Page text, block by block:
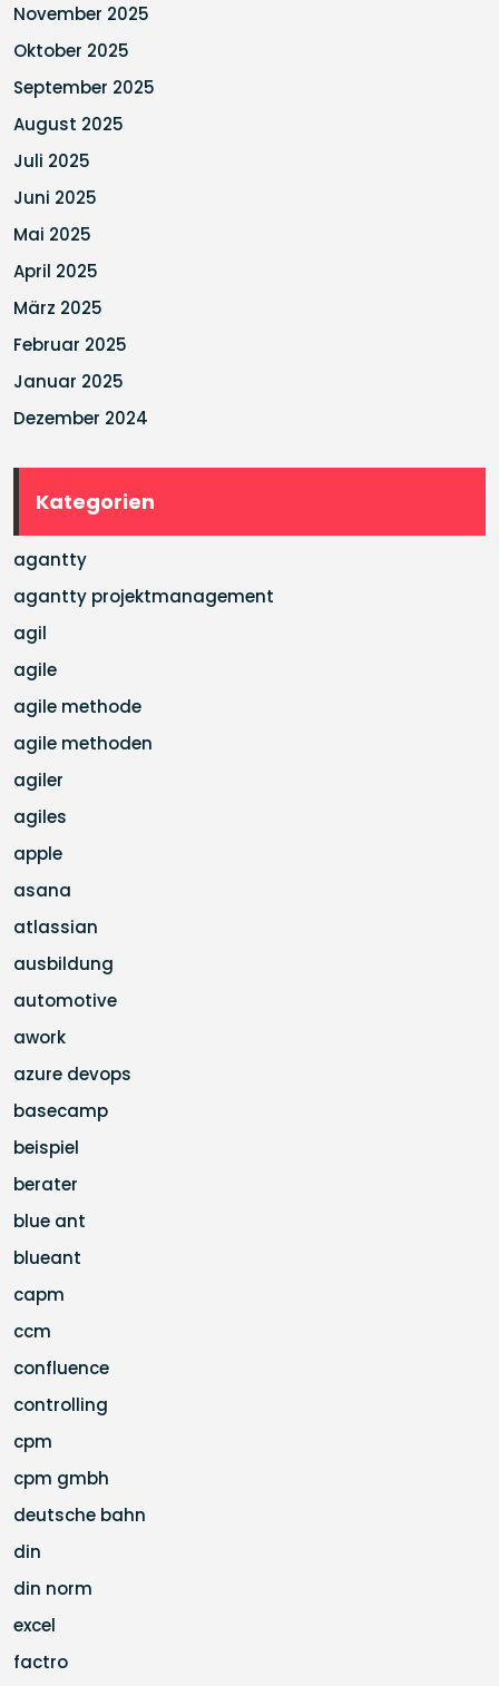
November 2025
Oktober 2025
September 2025
August 2025
Juli 2025
Juni 2025
Mai 2025
April 2025
März 2025
Februar 2025
Januar 2025
Dezember 2024
Kategorien
agantty
agantty projektmanagement
agil
agile
agile methode
agile methoden
agiler
agiles
apple
asana
atlassian
ausbildung
automotive
awork
azure devops
basecamp
beispiel
berater
blue ant
blueant
capm
ccm
confluence
controlling
cpm
cpm gmbh
deutsche bahn
din
din norm
excel
factro